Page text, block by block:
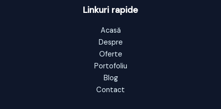
Linkuri rapide
Acasă
Despre
Oferte
Portofoliu
Blog
Contact